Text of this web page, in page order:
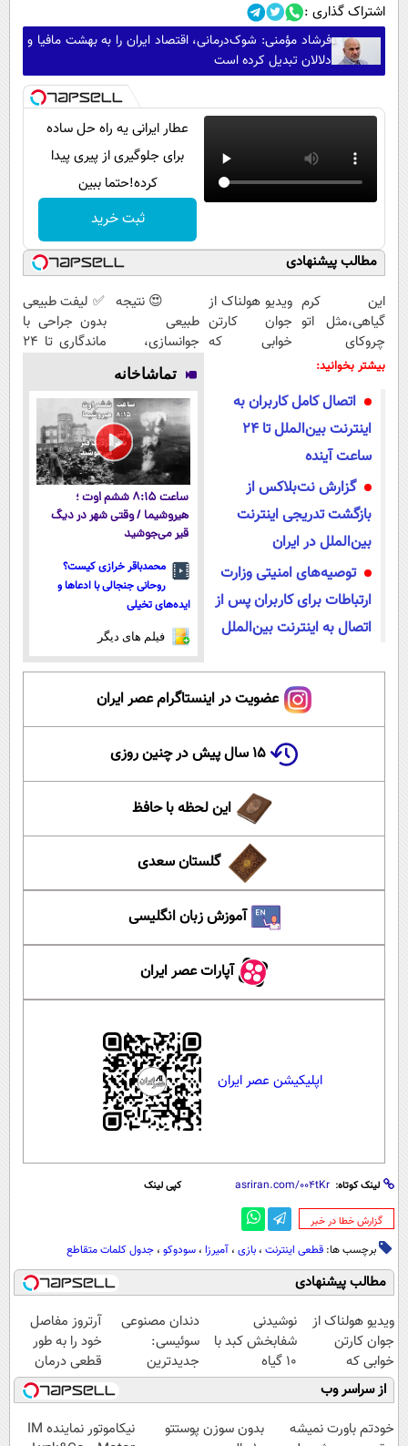
اشتراک گذاری :
فرشاد مؤمنی: شوک‌درمانی، اقتصاد ایران را به بهشت مافیا و
دلالان تبدیل کرده است
عطار ایرانی یه راه حل ساده
برای جلوگیری از پیری پیدا
کرده!حتما ببین
ثبت خرید
مطالب پیشنهادی
این کرم
گیاهی،مثل اتو
چروکای
پوستتوصاف
ویدیو هولناک از
جوان کارتن
خوابی که
😍 نتیجه‌
طبیعی
جوانسازی،
بدون درد و
بدون دوره
نقاهت؛ مشاوره
رایگان
✅ لیفت طبیعی
بدون جراحی با
ماندگاری تا ۲۴
بیشتر بخوانید:
اتصال کامل کاربران به
اینترنت بین‌الملل تا ۲۴
ساعت آینده
گزارش نت‌بلاکس از
بازگشت تدریجی اینترنت
بین‌الملل در ایران
توصیه‌های امنیتی وزارت
ارتباطات برای کاربران پس از
اتصال به اینترنت بین‌الملل
تماشاخانه
ساعت ۸:۱۵ ششم اوت ؛
هیروشیما / وقتی شهر در دیگ
قیر می‌جوشید
محمدباقر خرازی کیست؟
روحانی جنجالی با ادعاها و
ایده‌های تخیلی
فیلم های دیگر
عضویت در اینستاگرام عصر ایران
۱۵ سال پیش در چنین روزی
این لحظه با حافظ
گلستان سعدی
آموزش زبان انگلیسی
آپارات عصر ایران
اپلیکیشن عصر ایران
لینک کوتاه: کپی لینک
‌گزارش خطا در خبر
برچسب ها: قطعی اینترنت ، بازی ، آمیرزا ، سودوکو ، جدول کلمات متقاطع
مطالب پیشنهادی
ویدیو هولناک از
جوان کارتن
خوابی که
میلیاردر شد.
آموزش رایگان
نوشیدنی
شفابخش کبد با
10 گیاه
موثر(تخفیف تا
امشب)
دندان مصنوعی
سوئیسی:
جدیدترین
فناوری اروپا،
سبک و مقاوم |
پرداخت قسطی
آرتروز مفاصل
خود را به طور
قطعی درمان
کنید!
◗پرسش‌نامه◖
از سراسر وب
خودتم باورت نمیشه
بدون سوزن پوستتو
نیکاموتور نماینده IM